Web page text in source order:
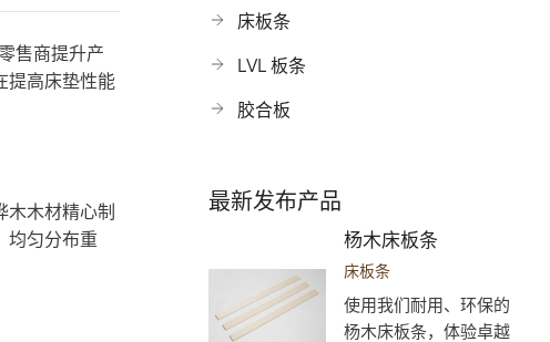
售商提升产
提高床垫性能
木木材精心制
均匀分布重
床板条
LVL 板条
胶合板
最新发布产品
杨木床板条
床板条
使用我们耐用、环保的
杨木床板条，体验卓越